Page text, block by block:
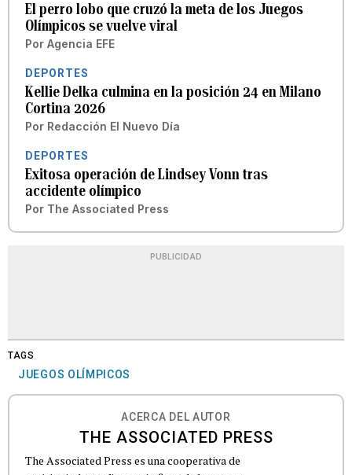
El perro lobo que cruzó la meta de los Juegos
Olímpicos se vuelve viral
Por Agencia EFE
DEPORTES
Kellie Delka culmina en la posición 24 en Milano
Cortina 2026
Por Redacción El Nuevo Día
DEPORTES
Exitosa operación de Lindsey Vonn tras
accidente olímpico
Por The Associated Press
PUBLICIDAD
TAGS
JUEGOS OLÍMPICOS
ACERCA DEL AUTOR
THE ASSOCIATED PRESS
The Associated Press es una cooperativa de